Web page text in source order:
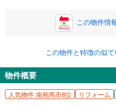
0円
ナス時の増額分（1回分）を入
ボーナス払いの限度額は金融
閉じる
月々の返済額
この物件情
この物件と特徴の似
物件概要
人気物件 南相馬市8位 リフォーム